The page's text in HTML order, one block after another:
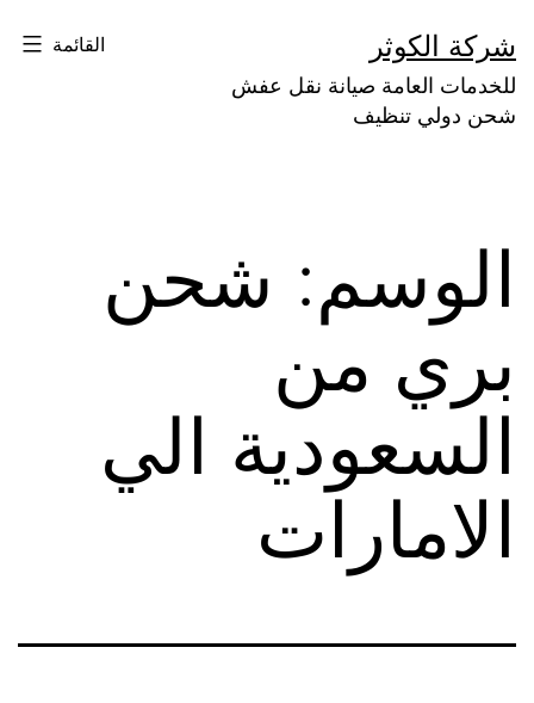
إلى
المحتوى
شركة الكوثر
للخدمات العامة صيانة نقل عفش
شحن دولي تنظيف
القائمة
الوسم: شحن
بري من
السعودية الي
الامارات